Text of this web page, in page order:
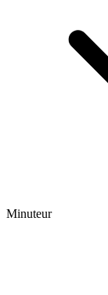
Minuteur